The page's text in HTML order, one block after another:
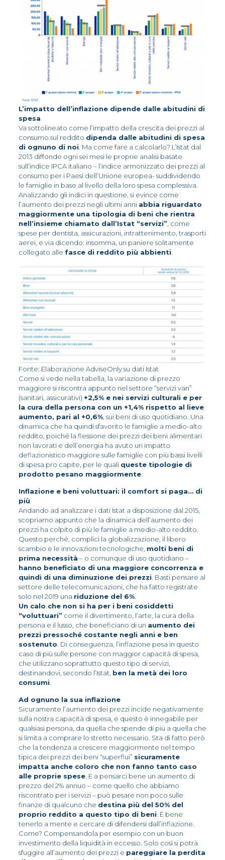
L’impatto dell’inflazione dipende dalle abitudini di
spesa
Va sottolineato come l’impatto della crescita dei prezzi al
consumo sul reddito dipenda dalle abitudini di spesa
di ognuno di noi. Ma come fare a calcolarlo? L’Istat dal
2013 diffonde ogni sei mesi le proprie analisi basate
sull’indice IPCA italiano – l’indice armonizzato dei prezzi al
consumo per i Paesi dell’Unione europea- suddividendo
le famiglie in base al livello della loro spesa complessiva.
Analizzando gli indici in questione, si evince come
l’aumento dei prezzi negli ultimi anni abbia riguardato
maggiormente una tipologia di beni che rientra
nell’insieme chiamato dall’Istat “servizi”, come
spese per dentista, assicurazioni, intrattenimento, trasporti
aerei, e via dicendo: insomma, un paniere solitamente
collegato alle fasce di reddito più abbienti.
Fonte: Elaborazione AdviseOnly su dati Istat
Come si vede nella tabella, la variazione di prezzo
maggiore si riscontra appunto nel settore “servizi vari”
(sanitari, assicurativi) +2,5% e nei servizi culturali e per
la cura della persona con un +1,4% rispetto al lieve
aumento, pari al +0,6%, sui beni di uso quotidiano. Una
dinamica che ha quindi sfavorito le famiglie a medio-alto
reddito, poiché la flessione dei prezzi dei beni alimentari
non lavorati e dell’energia ha avuto un impatto
deflazionistico maggiore sulle famiglie con più bassi livelli
di spesa pro capite, per le quali queste tipologie di
prodotto pesano maggiormente.
Inflazione e beni voluttuari: il comfort si paga… di
più
Andando ad analizzare i dati Istat a disposizione dal 2015,
scopriamo appunto che la dinamica dell’aumento dei
prezzi ha colpito di più le famiglie a medio-alto reddito.
Questo perché, complici la globalizzazione, il libero
scambio e le innovazioni tecnologiche, molti beni di
prima necessità – o comunque di uso quotidiano –
hanno beneficiato di una maggiore concorrenza e
quindi di una diminuzione dei prezzi . Basti pensare al
settore delle telecomunicazioni, che ha fatto registrate
solo nel 2019 una riduzione del 6%.
Un calo che non si ha per i beni cosiddetti
“voluttuari” come il divertimento, l’arte, la cura della
persona e il lusso, che beneficiano di un aumento dei
prezzi pressoché costante negli anni e ben
sostenuto . Di conseguenza, l’inflazione pesa in questo
caso di più sulle persone con maggior capacità di spesa,
che utilizzano soprattutto questo tipo di servizi,
destinandovi, secondo l’Istat, ben la metà dei loro
consumi
Ad ognuno la sua inflazione
Sicuramente l’aumento dei prezzi incide negativamente
sulla nostra capacità di spesa, e questo è innegabile per
qualsiasi persona, da quella che spende di più a quella che
si limita a comprare lo stretto necessario. Sta di fatto però
che la tendenza a crescere maggiormente nel tempo
tipica dei prezzi dei beni “superflui” sicuramente
impatta anche coloro che non fanno tanto caso
alle proprie spese. E a pensarci bene un aumento di
prezzo del 2% annuo – come quello che abbiamo
riscontrato per i servizi – può pesare non poco sulle
finanze di qualcuno che destina più del 50% del
proprio reddito a questo tipo di beni . È bene
tenerlo a mente e cercare di difendersi dall’inflazione.
Come? Compensandola per esempio con un buon
investimento della liquidità in eccesso. Solo così si potrà
sfuggire all’aumento dei prezzi e pareggiare la perdita